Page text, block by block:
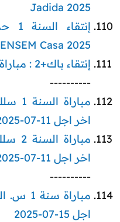
Jadida 2025
ENSEM Casa 2025
إنتقاء باك+2 : مباراة السنة 1 ب ENSIAS Rabat
----------​
اخر اجل 11-07-2025
اخر اجل 11-07-2025
----------​
اجل 15-07-2025